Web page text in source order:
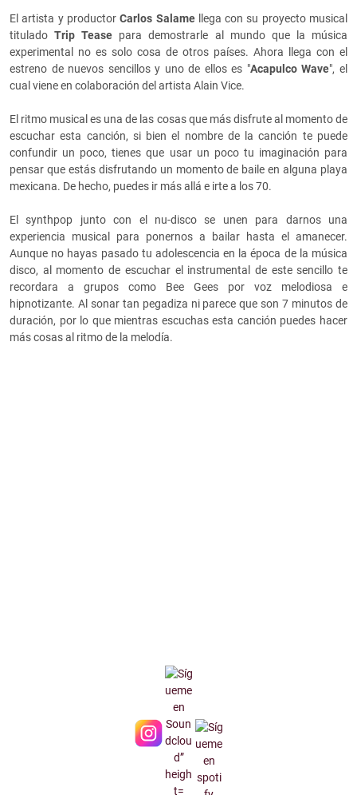
El artista y productorCarlos Salamellega con su proyecto musical
tituladoTrip Tease para demostrarle al mundo que la música
experimental no es solo cosa de otros países. Ahora llega con el
estreno de nuevos sencillos y uno de ellos es "Acapulco Wave", el
cual viene en colaboración del artista Alain Vice.
El ritmo musical es una de las cosas que más disfrute al momento de
escuchar esta canción, si bien el nombre de la canción te puede
confundir un poco, tienes que usar un poco tu imaginación para
pensar que estás disfrutando un momento de baile en alguna playa
mexicana. De hecho, puedes ir más allá e irte a los 70.
El synthpop junto con el nu-disco se unen para darnos una
experiencia musical para ponernos a bailar hasta el amanecer.
Aunque no hayas pasado tu adolescencia en la época de la música
disco, al momento de escuchar el instrumental de este sencillo te
recordara a grupos como Bee Gees por voz melodiosa e
hipnotizante. Al sonar tan pegadiza ni parece que son 7 minutos de
duración, por lo que mientras escuchas esta canción puedes hacer
más cosas al ritmo de la melodía.